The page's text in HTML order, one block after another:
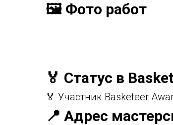
🖼️ Фото работ
🏅 Статус в
🏅 Участник Basketeer
📍 Адрес